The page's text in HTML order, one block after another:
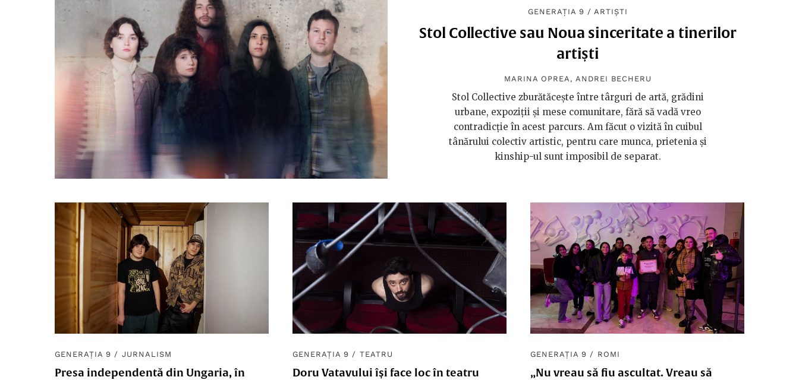
GENERAȚIA 9 / ARTIȘTI
Stol Collective sau Noua sinceritate a tinerilor
artiști
MARINA OPREA , ANDREI BECHERU
Stol Collective zburătăcește între târguri de artă, grădini
urbane, expoziții și mese comunitare, fără să vadă vreo
contradicție în acest parcurs. Am făcut o vizită în cuibul
tânărului colectiv artistic, pentru care munca, prietenia și
kinship-ul sunt imposibil de separat.
GENERAȚIA 9 / JURNALISM
Presa independentă din Ungaria, în
GENERAȚIA 9 / TEATRU
Doru Vatavului își face loc în teatru
GENERAȚIA 9 / ROMI
„Nu vreau să fiu ascultat. Vreau să